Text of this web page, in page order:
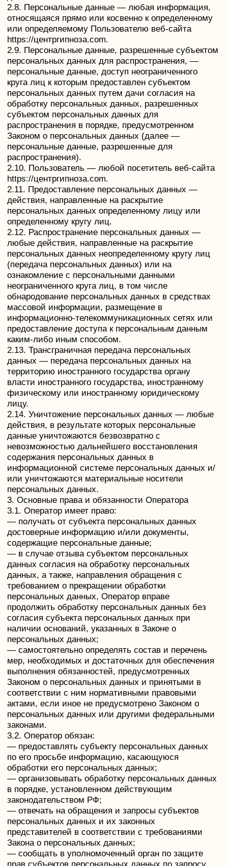
обнародование персональных данных в средствах
массовой информации, размещение в
информационно-телекоммуникационных сетях или
предоставление доступа к персональным данным
каким-либо иным способом.
2.13. Трансграничная передача персональных
данных — передача персональных данных на
территорию иностранного государства органу
власти иностранного государства, иностранному
физическому или иностранному юридическому
лицу.
2.14. Уничтожение персональных данных — любые
действия, в результате которых персональные
данные уничтожаются безвозвратно с
невозможностью дальнейшего восстановления
содержания персональных данных в
информационной системе персональных данных и/
или уничтожаются материальные носители
персональных данных.
3. Основные права и обязанности Оператора
3.1. Оператор имеет право:
— получать от субъекта персональных данных
достоверные информацию и/или документы,
содержащие персональные данные;
— в случае отзыва субъектом персональных
данных согласия на обработку персональных
данных, а также, направления обращения с
требованием о прекращении обработки
персональных данных, Оператор вправе
продолжить обработку персональных данных без
согласия субъекта персональных данных при
наличии оснований, указанных в Законе о
персональных данных;
— самостоятельно определять состав и перечень
мер, необходимых и достаточных для обеспечения
выполнения обязанностей, предусмотренных
Законом о персональных данных и принятыми в
соответствии с ним нормативными правовыми
актами, если иное не предусмотрено Законом о
персональных данных или другими федеральными
законами.
3.2. Оператор обязан:
— предоставлять субъекту персональных данных
по его просьбе информацию, касающуюся
обработки его персональных данных;
— организовывать обработку персональных данных
в порядке, установленном действующим
законодательством РФ;
— отвечать на обращения и запросы субъектов
персональных данных и их законных
представителей в соответствии с требованиями
Закона о персональных данных;
— сообщать в уполномоченный орган по защите
прав субъектов персональных данных по запросу
этого органа необходимую информацию в течение
10 дней с даты получения такого запроса;
— публиковать или иным образом обеспечивать
неограниченный доступ к настоящей Политике в
отношении обработки персональных данных;
технические меры для защиты персональных
данных от неправомерного или случайного доступа
к ним, уничтожения, изменения, блокирования,
копирования, предоставления, распространения
персональных данных, а также от иных
неправомерных действий в отношении
персональных данных;
— прекратить передачу (распространение,
предоставление, доступ) персональных данных,
прекратить обработку и уничтожить персональные
данные в порядке и случаях, предусмотренных
Законом о персональных данных;
— исполнять иные обязанности, предусмотренные
Законом о персональных данных.
4. Основные права и обязанности субъектов
персональных данных
4.1. Субъекты персональных данных имеют право:
— получать информацию, касающуюся обработки
его персональных данных, за исключением
случаев, предусмотренных федеральными
законами. Сведения предоставляются субъекту
персональных данных Оператором в доступной
форме, и в них не должны содержаться
персональные данные, относящиеся к другим
субъектам персональных данных, за исключением
случаев, когда имеются законные основания для
раскрытия таких персональных данных. Перечень
информации и порядок ее получения установлен
Законом о персональных данных;
— требовать от оператора уточнения его
персональных данных, их блокирования или
уничтожения в случае, если персональные данные
являются неполными, устаревшими, неточными,
незаконно полученными или не являются
необходимыми для заявленной цели обработки, а
также принимать предусмотренные законом меры
по защите своих прав;
— выдвигать условие предварительного согласия
при обработке персональных данных в целях
продвижения на рынке товаров, работ и услуг;
— на отзыв согласия на обработку персональных
данных, а также, на направление требования о
прекращении обработки персональных данных;
— обжаловать в уполномоченный орган по защите
прав субъектов персональных данных или в
судебном порядке неправомерные действия или
бездействие Оператора при обработке его
персональных данных;
— на осуществление иных прав, предусмотренных
законодательством РФ.
4.2. Субъекты персональных данных обязаны:
— предоставлять Оператору достоверные данные о